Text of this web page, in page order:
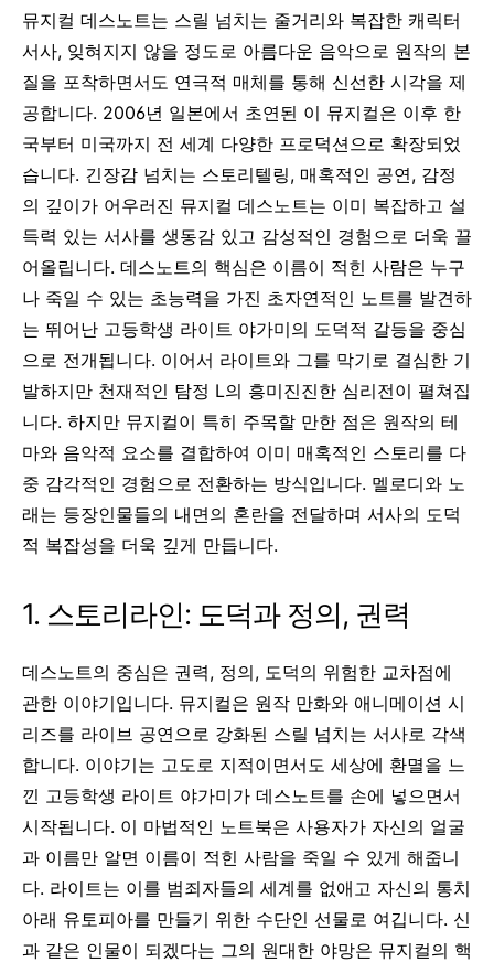
뮤지컬 데스노트는 스릴 넘치는 줄거리와 복잡한 캐릭터
서사, 잊혀지지 않을 정도로 아름다운 음악으로 원작의 본
질을 포착하면서도 연극적 매체를 통해 신선한 시각을 제
공합니다. 2006년 일본에서 초연된 이 뮤지컬은 이후 한
국부터 미국까지 전 세계 다양한 프로덕션으로 확장되었
습니다. 긴장감 넘치는 스토리텔링, 매혹적인 공연, 감정
의 깊이가 어우러진 뮤지컬 데스노트는 이미 복잡하고 설
득력 있는 서사를 생동감 있고 감성적인 경험으로 더욱 끌
어올립니다. 데스노트의 핵심은 이름이 적힌 사람은 누구
나 죽일 수 있는 초능력을 가진 초자연적인 노트를 발견하
는 뛰어난 고등학생 라이트 야가미의 도덕적 갈등을 중심
으로 전개됩니다. 이어서 라이트와 그를 막기로 결심한 기
발하지만 천재적인 탐정 L의 흥미진진한 심리전이 펼쳐집
니다. 하지만 뮤지컬이 특히 주목할 만한 점은 원작의 테
마와 음악적 요소를 결합하여 이미 매혹적인 스토리를 다
중 감각적인 경험으로 전환하는 방식입니다. 멜로디와 노
래는 등장인물들의 내면의 혼란을 전달하며 서사의 도덕
적 복잡성을 더욱 깊게 만듭니다.
1. 스토리라인: 도덕과 정의, 권력
데스노트의 중심은 권력, 정의, 도덕의 위험한 교차점에
관한 이야기입니다. 뮤지컬은 원작 만화와 애니메이션 시
리즈를 라이브 공연으로 강화된 스릴 넘치는 서사로 각색
합니다. 이야기는 고도로 지적이면서도 세상에 환멸을 느
낀 고등학생 라이트 야가미가 데스노트를 손에 넣으면서
시작됩니다. 이 마법적인 노트북은 사용자가 자신의 얼굴
과 이름만 알면 이름이 적힌 사람을 죽일 수 있게 해줍니
다. 라이트는 이를 범죄자들의 세계를 없애고 자신의 통치
아래 유토피아를 만들기 위한 수단인 선물로 여깁니다. 신
과 같은 인물이 되겠다는 그의 원대한 야망은 뮤지컬의 핵